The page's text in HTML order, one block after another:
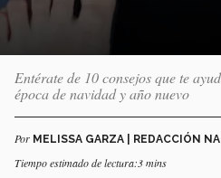
Entérate de 10 consejos que te
época de navidad y año nuevo
Por MELISSA GARZA | REDACCIÓN
Tiempo estimado de lectura:3 mins